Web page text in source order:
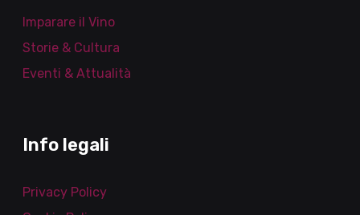
Imparare il Vino
Storie & Cultura
Eventi & Attualità
Info legali
Privacy Policy